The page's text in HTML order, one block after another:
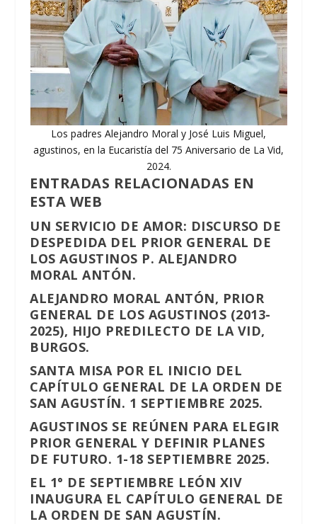
Los padres Alejandro Moral y José Luis Miguel,
agustinos, en la Eucaristía del 75 Aniversario de La Vid,
2024.
ENTRADAS RELACIONADAS EN
ESTA WEB
UN SERVICIO DE AMOR: DISCURSO DE
DESPEDIDA DEL PRIOR GENERAL DE
LOS AGUSTINOS P. ALEJANDRO
MORAL ANTÓN.
ALEJANDRO MORAL ANTÓN, PRIOR
GENERAL DE LOS AGUSTINOS (2013-
2025), HIJO PREDILECTO DE LA VID,
BURGOS.
SANTA MISA POR EL INICIO DEL
CAPÍTULO GENERAL DE LA ORDEN DE
SAN AGUSTÍN. 1 SEPTIEMBRE 2025.
AGUSTINOS SE REÚNEN PARA ELEGIR
PRIOR GENERAL Y DEFINIR PLANES
DE FUTURO. 1-18 SEPTIEMBRE 2025.
EL 1° DE SEPTIEMBRE LEÓN XIV
INAUGURA EL CAPÍTULO GENERAL DE
LA ORDEN DE SAN AGUSTÍN.